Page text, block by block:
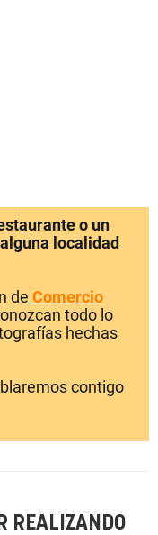
o un
localidad
de Comercio
todo lo
hechas
contigo
REALIZANDO